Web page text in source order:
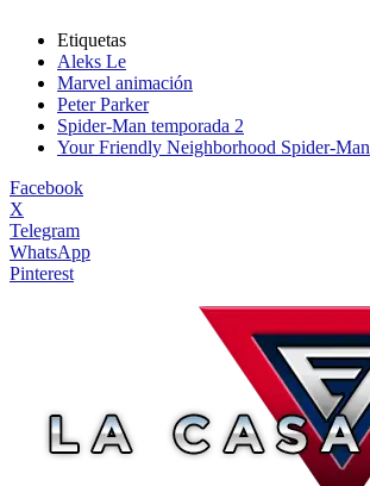
Etiquetas
Aleks Le
Marvel animación
Peter Parker
Spider-Man temporada 2
Your Friendly Neighborhood Spider-Man
Facebook
X
Telegram
WhatsApp
Pinterest